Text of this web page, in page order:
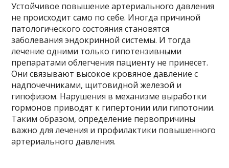
Устойчивое повышение артериального давления
не происходит само по себе. Иногда причиной
патологического состояния становятся
заболевания эндокринной системы. И тогда
лечение одними только гипотензивными
препаратами облегчения пациенту не принесет.
Они связывают высокое кровяное давление с
надпочечниками, щитовидной железой и
гипофизом. Нарушения в механизме выработки
гормонов приводят к гипертонии или гипотонии.
Таким образом, определение первопричины
важно для лечения и профилактики повышенного
артериального давления.